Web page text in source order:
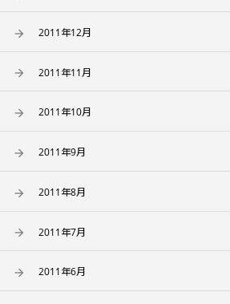
2011年12月
2011年11月
2011年10月
2011年9月
2011年8月
2011年7月
2011年6月